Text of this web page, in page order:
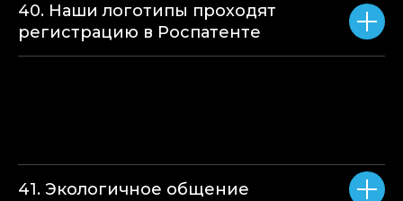
40. Наши логотипы проходят
регистрацию в Роспатенте
41. Экологичное общение